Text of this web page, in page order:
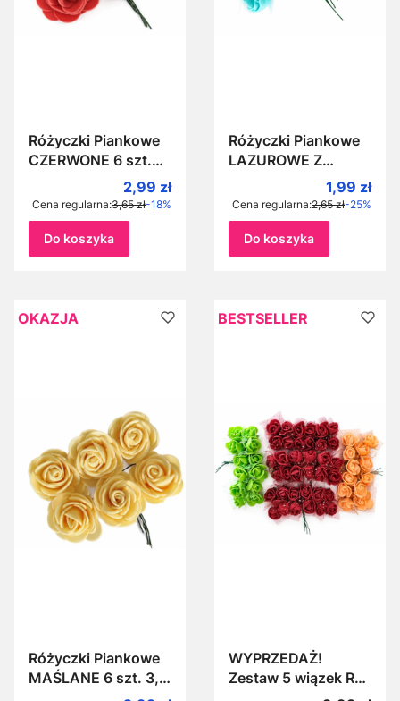
Różyczki Piankowe
CZERWONE 6 szt.
3,5 cm róże z pianki
dodatek
dekoracyjny
Cena promocyjna
2,99 zł
Cena regularna:3,65 zł-18%
Do koszyka
Różyczki Piankowe
LAZUROWE Z
TIULEM 12szt. róże
z pianki lazur,
morski, szmaragd
Cena
1,99 zł
Cena regularna:2,65 zł-25%
Do koszyka
OKAZJA
Różyczki Piankowe
MAŚLANE 6 szt. 3,5
cm róże z pianki
BESTSELLER
WYPRZEDAŻ!
Zestaw 5 wiązek Róż
z pianki 60 szt.